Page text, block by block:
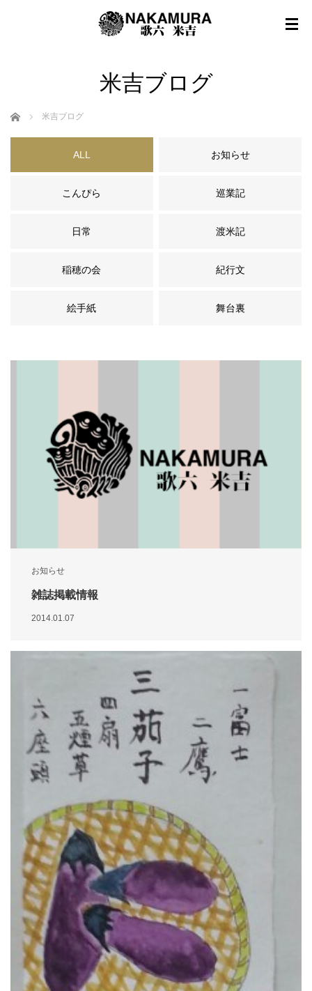
米吉ブログ
ホーム 米吉ブログ
ALL お知らせ
こんぴら 巡業記
日常 渡米記
稲穂の会 紀行文
絵手紙 舞台裏
お知らせ
雑誌掲載情報
2014.01.07